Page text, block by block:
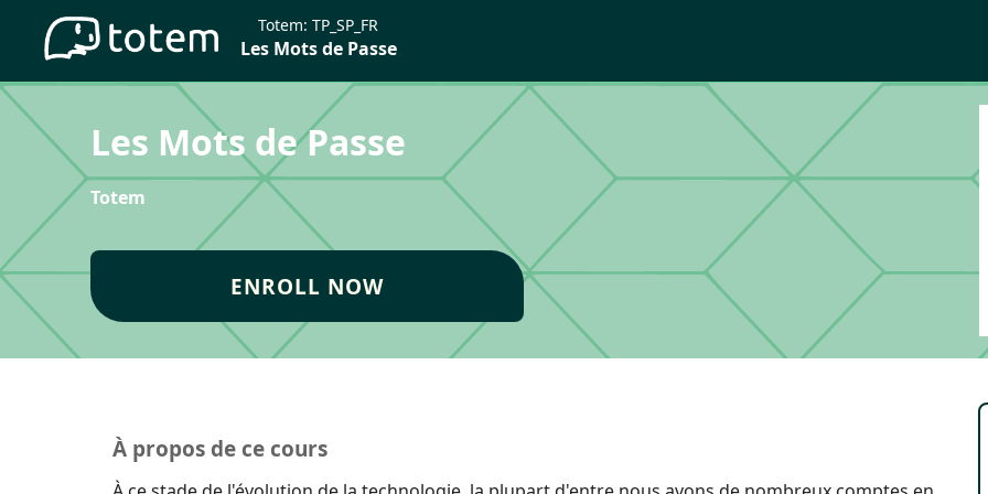
Totem: TP_SP_FR
Les Mots de Passe
Les Mots de Passe
Totem
ENROLL NOW
À propos de ce cours